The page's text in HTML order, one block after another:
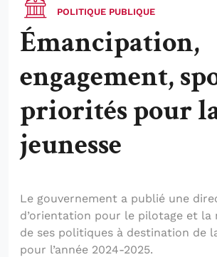
POLITIQUE PUBLIQUE
Émancipation,
engagement,
priorités pour
jeunesse
Le gouvernement a publié une
d’orientation pour le pilotage et
de ses politiques à destination de
pour l’année 2024-2025.